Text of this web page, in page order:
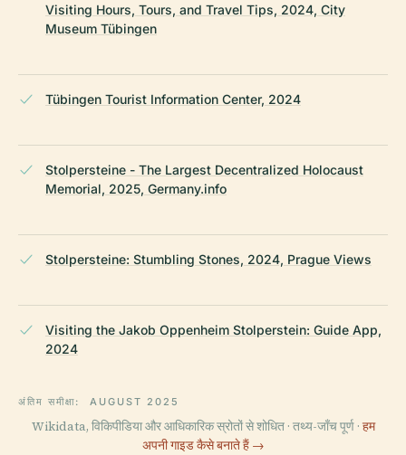
Visiting Hours, Tours, and Travel Tips, 2024, City
Museum Tübingen
Tübingen Tourist Information Center, 2024
Stolpersteine - The Largest Decentralized Holocaust
Memorial, 2025, Germany.info
Stolpersteine: Stumbling Stones, 2024, Prague Views
Visiting the Jakob Oppenheim Stolperstein: Guide App,
2024
अंतिम समीक्षा: AUGUST 2025
Wikidata, विकिपीडिया और आधिकारिक स्रोतों से शोधित · तथ्य-जाँच पूर्ण · हम
अपनी गाइड कैसे बनाते हैं →